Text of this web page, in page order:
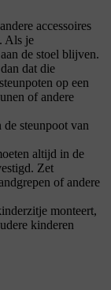
accessoires
Als je
de stoel blijven.
dat die
op een
of andere
steunpoot van
altijd in de
Zet
of andere
monteert,
kinderen